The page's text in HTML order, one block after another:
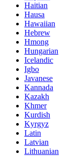
Haitian
Hausa
Hawaiian
Hebrew
Hmong
Hungarian
Icelandic
Igbo
Javanese
Kannada
Kazakh
Khmer
Kurdish
Kyrgyz
Latin
Latvian
Lithuanian